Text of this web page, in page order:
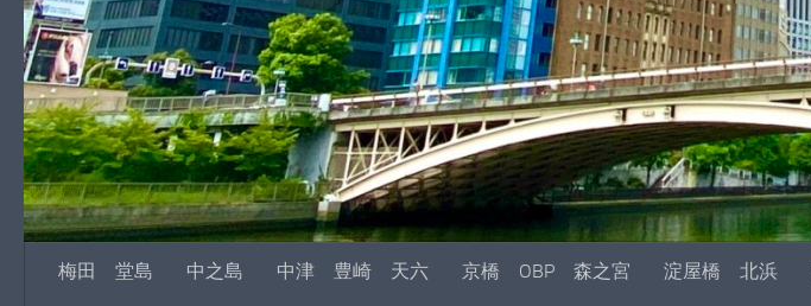
梅田 堂島 中之島 中津 豊崎 天六 京橋 OBP 森之宮 淀屋橋 北浜